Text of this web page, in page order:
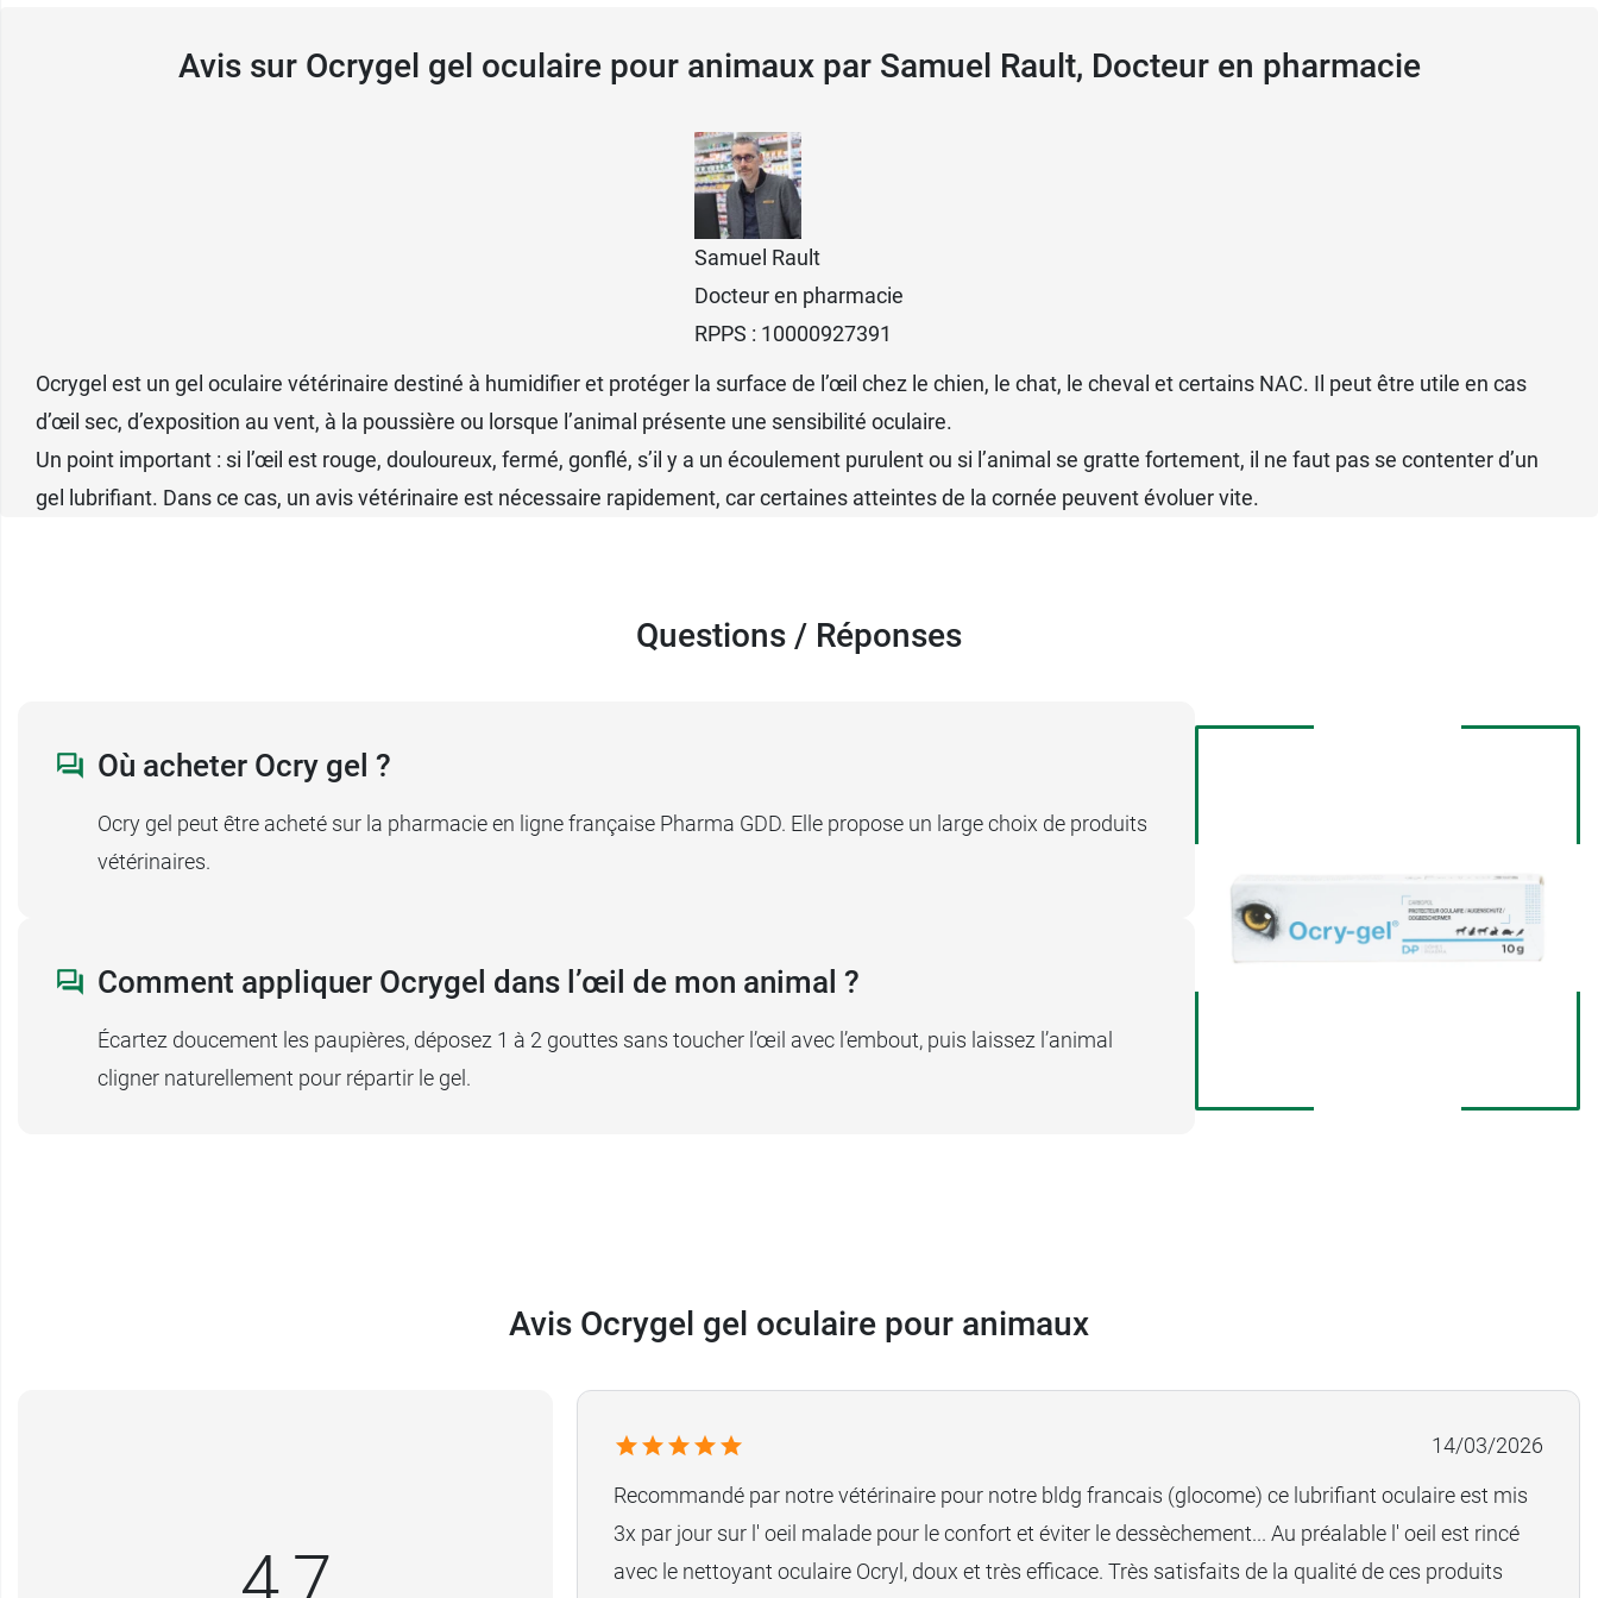
Avis sur Ocrygel gel oculaire pour animaux par Samuel Rault, Docteur en pharmacie
Samuel Rault
Docteur en pharmacie
RPPS : 10000927391
Ocrygel est un gel oculaire vétérinaire destiné à humidifier et protéger la surface de l’œil chez le chien, le chat, le cheval et certains NAC. Il peut être utile en cas
d’œil sec, d’exposition au vent, à la poussière ou lorsque l’animal présente une sensibilité oculaire.
Un point important : si l’œil est rouge, douloureux, fermé, gonflé, s’il y a un écoulement purulent ou si l’animal se gratte fortement, il ne faut pas se contenter d’un
gel lubrifiant. Dans ce cas, un avis vétérinaire est nécessaire rapidement, car certaines atteintes de la cornée peuvent évoluer vite.
Questions / Réponses
Où acheter Ocry gel ?
Ocry gel peut être acheté sur la pharmacie en ligne française Pharma GDD. Elle propose un large choix de produits
vétérinaires.
Comment appliquer Ocrygel dans l’œil de mon animal ?
Écartez doucement les paupières, déposez 1 à 2 gouttes sans toucher l’œil avec l’embout, puis laissez l’animal
cligner naturellement pour répartir le gel.
Avis Ocrygel gel oculaire pour animaux
14/03/2026
Recommandé par notre vétérinaire pour notre bldg francais (glocome) ce lubrifiant oculaire est mis
3x par jour sur l' oeil malade pour le confort et éviter le dessèchement... Au préalable l' oeil est rincé
avec le nettoyant oculaire Ocryl, doux et très efficace. Très satisfaits de la qualité de ces produits